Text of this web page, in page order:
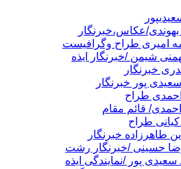
عکاس،خبرنگار
طراح وگرافیست
شیمن /خبرنگار ایذه
خبرنگار
پور خبرنگار
طراح
قائم مقام
طراح
خبرنگار
حسینی /خبرنگار رشت
پور /نمایندگی ایذه